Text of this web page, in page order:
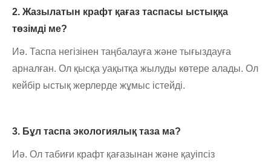
2. Жазылатын крафт қағаз таспасы ыстыққа
төзімді ме?
Иә. Таспа негізінен таңбалауға және тығыздауға
арналған. Ол қысқа уақытқа жылуды көтере алады. Ол
кейбір ыстық жерлерде жұмыс істейді.
3. Бұл таспа экологиялық таза ма?
Иә. Ол табиғи крафт қағазынан және қауіпсіз